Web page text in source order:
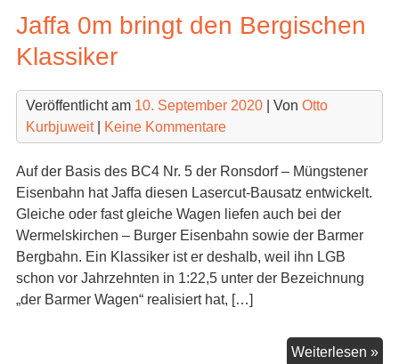
Jaffa 0m bringt den Bergischen
Klassiker
Veröffentlicht am 10. September 2020| Von Otto
Kurbjuweit| Keine Kommentare
Auf der Basis des BC4 Nr. 5 der Ronsdorf – Müngstener
Eisenbahn hat Jaffa diesen Lasercut-Bausatz entwickelt.
Gleiche oder fast gleiche Wagen liefen auch bei der
Wermelskirchen – Burger Eisenbahn sowie der Barmer
Bergbahn. Ein Klassiker ist er deshalb, weil ihn LGB
schon vor Jahrzehnten in 1:22,5 unter der Bezeichnung
„der Barmer Wagen“ realisiert hat, […]
Weiterlesen »